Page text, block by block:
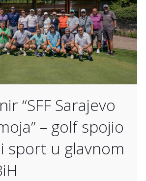
“SFF Sarajevo
– golf spojio
sport u glavnom